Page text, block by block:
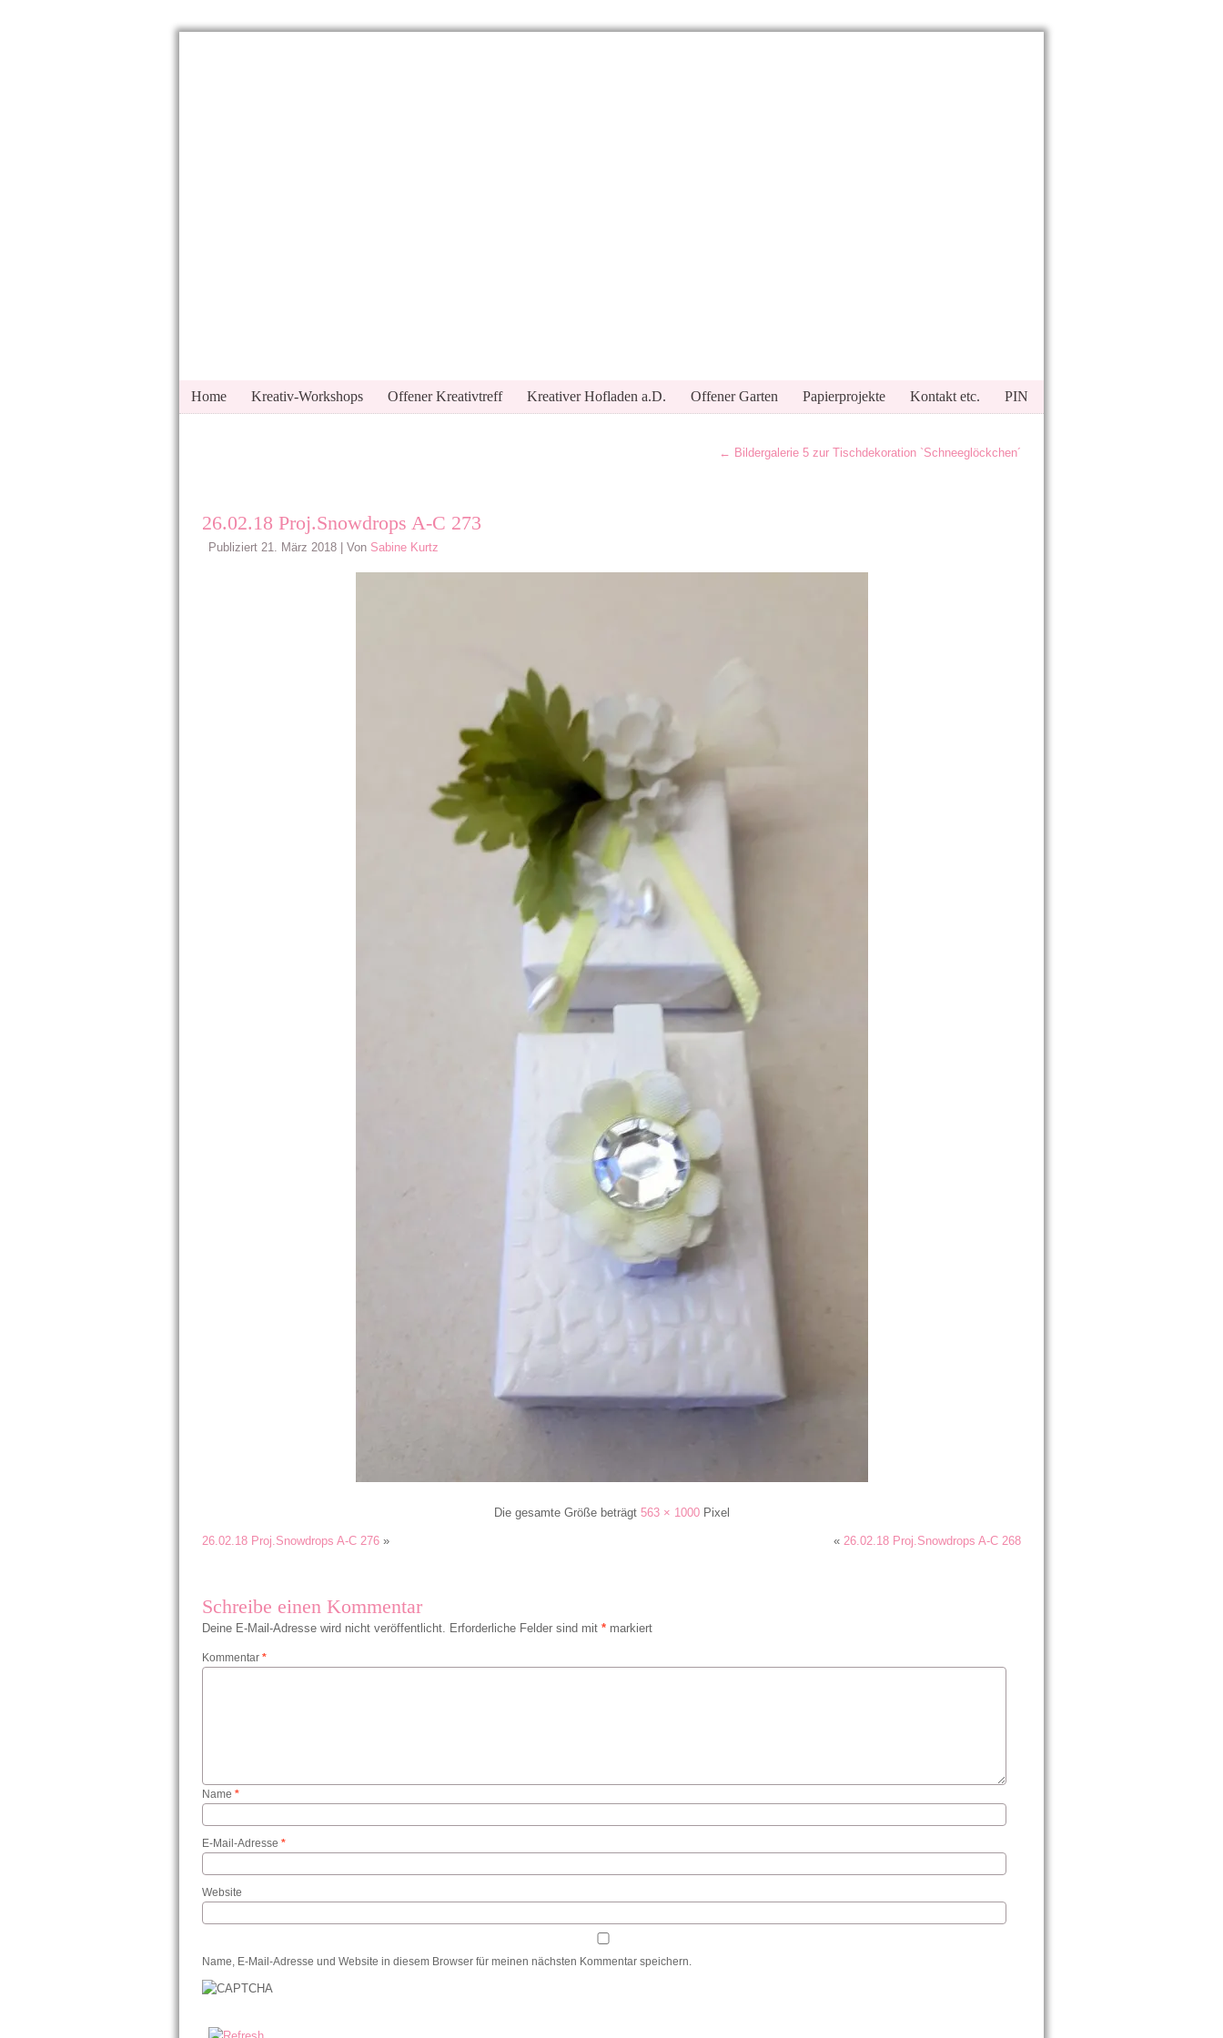
Home Kreativ-Workshops Offener Kreativtreff Kreativer Hofladen a.D. Offener Garten Papierprojekte Kontakt etc. PIN
← Bildergalerie 5 zur Tischdekoration `Schneeglöckchen´
26.02.18 Proj.Snowdrops A-C 273
Publiziert 21. März 2018 Von Sabine Kurtz
Die gesamte Größe beträgt 563 × 1000Pixel
26.02.18 Proj.Snowdrops A-C 276 » « 26.02.18 Proj.Snowdrops A-C 268
Schreibe einen Kommentar
Deine E-Mail-Adresse wird nicht veröffentlicht. Erforderliche Felder sind mit * markiert
Kommentar *
Name *
E-Mail-Adresse *
Website
Name, E-Mail-Adresse und Website in diesem Browser für meinen nächsten Kommentar speichern.